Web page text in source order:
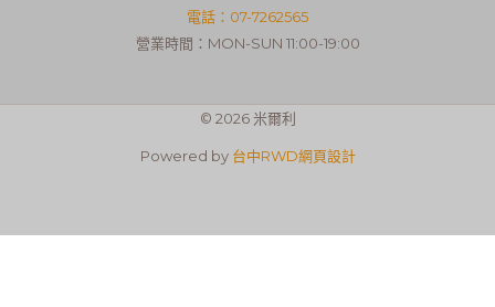
電話：07-7262565
營業時間：MON-SUN 11:00-19:00
© 2026 米爾利
Powered by 台中RWD網頁設計